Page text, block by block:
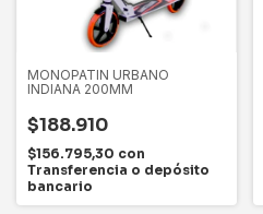
MONOPATIN URBANO
INDIANA 200MM
$188.910
$156.795,30 con
Transferencia o depósito
bancario